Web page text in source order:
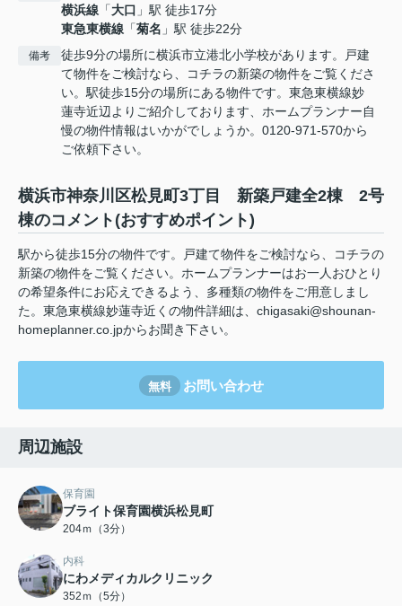
横浜線 「大口 」駅 徒歩17分
東急東横線 「菊名 」駅 徒歩22分
備考
徒歩9分の場所に横浜市立港北小学校があります。戸建
て物件をご検討なら、コチラの新築の物件をご覧くださ
い。駅徒歩15分の場所にある物件です。東急東横線妙
蓮寺近辺よりご紹介しております、ホームプランナー自
慢の物件情報はいかがでしょうか。0120-971-570から
ご依頼下さい。
横浜市神奈川区松見町3丁目 新築戸建全2棟 2号
棟のコメント(おすすめポイント)
駅から徒歩15分の物件です。戸建て物件をご検討なら、コチラの
新築の物件をご覧ください。ホームプランナーはお一人おひとり
の希望条件にお応えできるよう、多種類の物件をご用意しまし
た。東急東横線妙蓮寺近くの物件詳細は、chigasaki@shounan-
homeplanner.co.jpからお聞き下さい。
無料 お問い合わせ
周辺施設
保育園
ブライト保育園横浜松見町
204ｍ（3分）
内科
にわメディカルクリニック
352ｍ（5分）